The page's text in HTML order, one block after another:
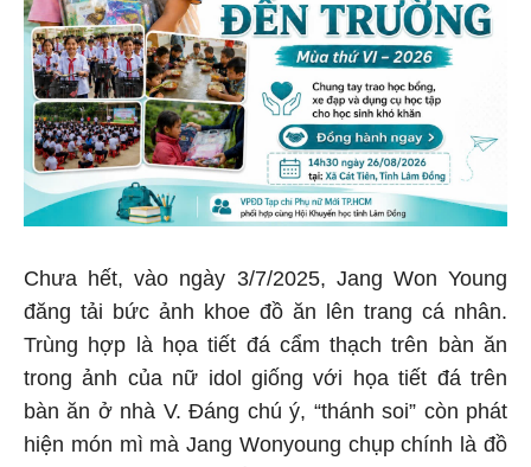
Chưa hết, vào ngày 3/7/2025, Jang Won Young
đăng tải bức ảnh khoe đồ ăn lên trang cá nhân.
Trùng hợp là họa tiết đá cẩm thạch trên bàn ăn
trong ảnh của nữ idol giống với họa tiết đá trên
bàn ăn ở nhà V. Đáng chú ý, “thánh soi” còn phát
hiện món mì mà Jang Wonyoung chụp chính là đồ